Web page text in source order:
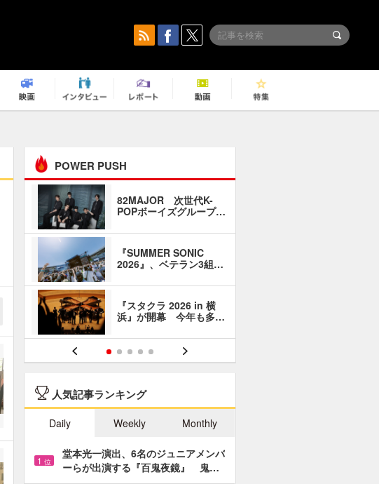
POWER PUSH
82MAJOR 次世代K-
POPボーイズグループ…
『SUMMER SONIC
2026』、ベテラン3組…
『スタクラ 2026 in 横
浜』が開幕 今年も多…
人気記事ランキング
Daily Weekly Monthly
1 位
堂本光一演出、6名のジュニアメンバ
ーらが出演する『百鬼夜鏡』 鬼…